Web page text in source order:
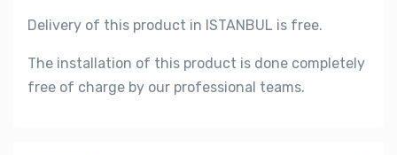
Delivery of this product in ISTANBUL is free.
The installation of this product is done completely
free of charge by our professional teams.